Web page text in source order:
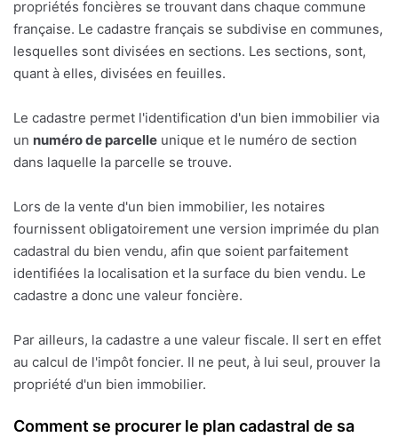
propriétés foncières se trouvant dans chaque commune
française. Le cadastre français se subdivise en communes,
lesquelles sont divisées en sections. Les sections, sont,
quant à elles, divisées en feuilles.
Le cadastre permet l'identification d'un bien immobilier via
un numéro de parcelle unique et le numéro de section
dans laquelle la parcelle se trouve.
Lors de la vente d'un bien immobilier, les notaires
fournissent obligatoirement une version imprimée du plan
cadastral du bien vendu, afin que soient parfaitement
identifiées la localisation et la surface du bien vendu. Le
cadastre a donc une valeur foncière.
Par ailleurs, la cadastre a une valeur fiscale. Il sert en effet
au calcul de l'impôt foncier. Il ne peut, à lui seul, prouver la
propriété d'un bien immobilier.
Comment se procurer le plan cadastral de sa